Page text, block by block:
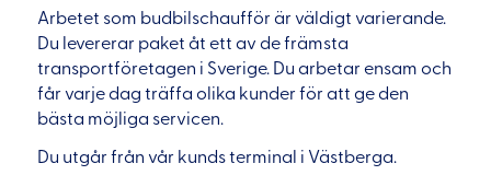
Arbetet som budbilschaufför är väldigt varierande.
Du levererar paket åt ett av de främsta
transportföretagen i Sverige. Du arbetar ensam och
får varje dag träffa olika kunder för att ge den
bästa möjliga servicen.
Du utgår från vår kunds terminal i Västberga.